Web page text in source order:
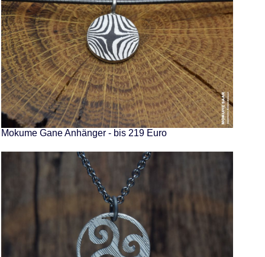
Mokume Gane Anhänger - bis 219 Euro